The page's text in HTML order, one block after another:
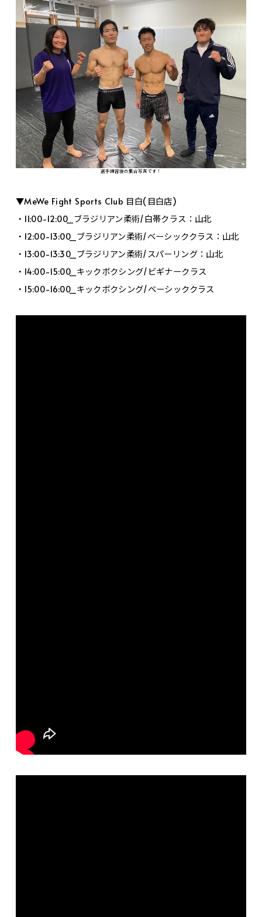
選手練習後の集合写真です！
▼MeWe Fight Sports Club 目白(目白店)
・11:00-12:00_ブラジリアン柔術/白帯クラス：山北
・12:00-13:00_ブラジリアン柔術/ベーシッククラス：山北
・13:00-13:30_ブラジリアン柔術/スパーリング：山北
・14:00-15:00_キックボクシング/ビギナークラス
・15:00-16:00_キックボクシング/ベーシッククラス